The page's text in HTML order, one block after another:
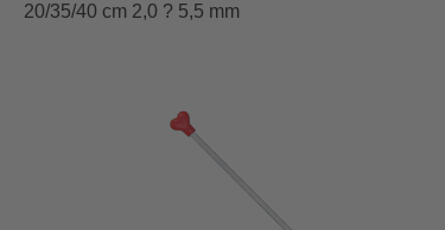
20/35/40 cm 2,0 ? 5,5 mm